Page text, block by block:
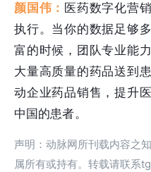
颜国伟： 医药数字化营
执行。当你的数据足够
富的时候，团队专业能
大量高质量的药品送到
动企业药品销售，提升
中国的患者。
声明：动脉网所刊载内容之
属所有或持有。转载请联系